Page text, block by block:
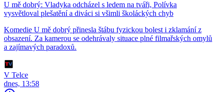
U mě dobrý: Vladyka odcházel s ledem na tváři, Polívka
vysvětloval plešatění a diváci si všimli školáckých chyb
Komedie U mě dobrý přinesla štábu fyzickou bolest i zklamání z
obsazení. Za kamerou se odehrávaly situace plné filmařských omylů
a zajímavých paradoxů.
V Telce
dnes, 13:58